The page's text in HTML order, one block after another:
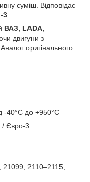
суміш. Відповідає
3
ВАЗ, LADA,
двигуни з
оригінального
-40°C до +950°C
/ Євро-3
2110–2115,